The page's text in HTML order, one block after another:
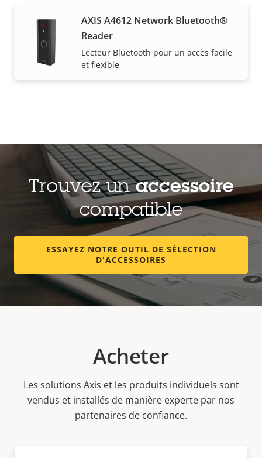
AXIS A4612 Network Bluetooth®
Reader
Lecteur Bluetooth pour un accès facile
et flexible
Trouvez unaccessoire
compatible
ESSAYEZ NOTRE OUTIL DE SÉLECTION
D'ACCESSOIRES
Acheter
Les solutions Axis et les produits individuels sont
vendus et installés de manière experte par nos
partenaires de confiance.